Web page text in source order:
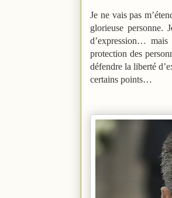
Je ne vais pas
glorieuse personne.
d’expression…
protection des
défendre la liberté
certains points…